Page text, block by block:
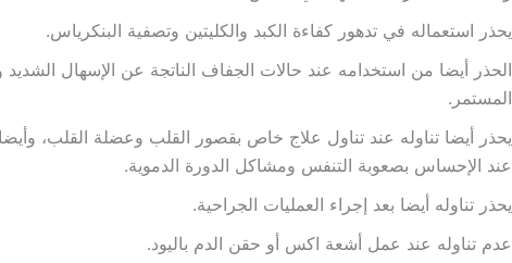
يحذر استعماله في تدهور كفاءة الكبد والكليتين وتصفية البنكرياس.
الحذر أيضا من استخدامه عند حالات الجفاف الناتجة عن الإسهال الشديد
المستمر.
يحذر أيضا تناوله عند تناول علاج خاص بقصور القلب وعضلة القلب، وأيضا
عند الإحساس بصعوبة التنفس ومشاكل الدورة الدموية.
يحذر تناوله أيضا بعد إجراء العمليات الجراحية.
عدم تناوله عند عمل أشعة اكس أو حقن الدم باليود.